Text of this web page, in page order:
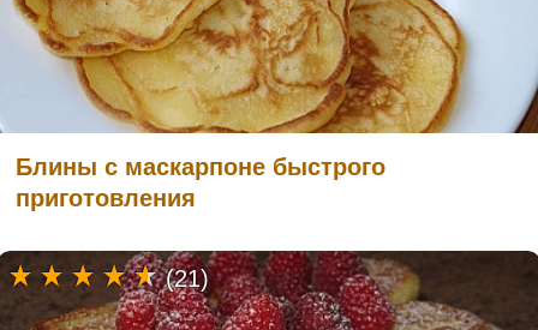
Блины с маскарпоне быстрого
приготовления
(21)